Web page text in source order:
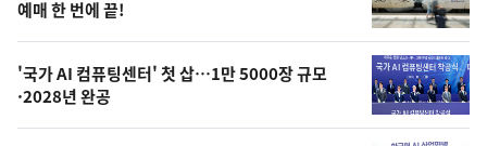
상
오
늘
예매 한 번에 끝!
'국가 AI 컴퓨팅센터' 첫 삽…1만 5000장 규모
·2028년 완공